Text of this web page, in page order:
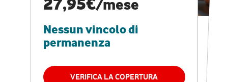
/mese
Nessun vincolo di
permanenza
VERIFICA LA COPERTURA
RETE FISSA + VODAFONE CLUB
29,95€
permanenza